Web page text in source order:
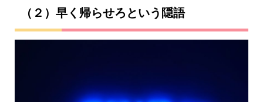
（２）早く帰らせろという隠語